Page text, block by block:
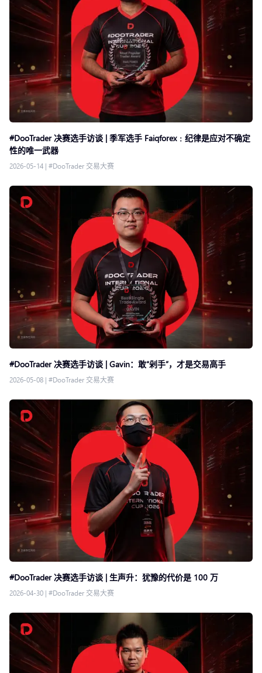
#DooTrader 决赛选手访谈 | 季军选手 Faiqforex﹕纪律是应对不确定
性的唯一武器
2026-05-14 | #DooTrader 交易大赛
#DooTrader 决赛选手访谈 | Gavin：敢“剁手”，才是交易高手
2026-05-08 | #DooTrader 交易大赛
#DooTrader 决赛选手访谈 | 生声升：犹豫的代价是 100 万
2026-04-30 | #DooTrader 交易大赛